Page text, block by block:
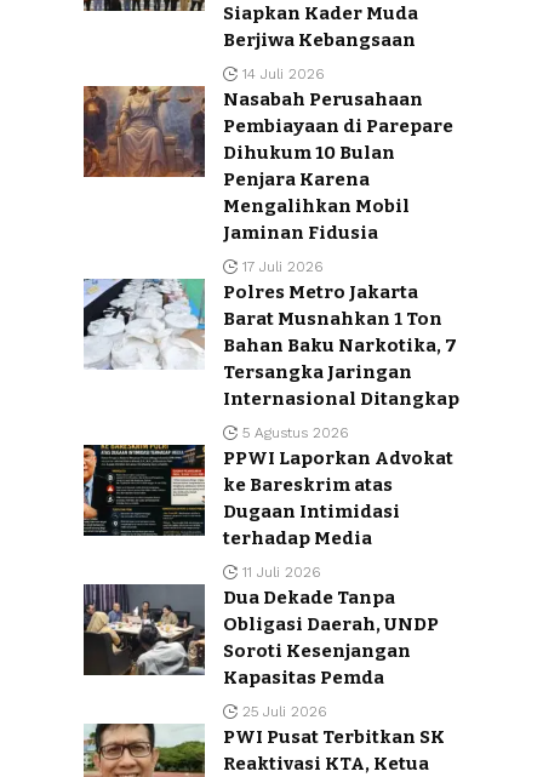
Siapkan Kader Muda
Berjiwa Kebangsaan
14 Juli 2026
Nasabah Perusahaan
Pembiayaan di Parepare
Dihukum 10 Bulan
Penjara Karena
Mengalihkan Mobil
Jaminan Fidusia
17 Juli 2026
Polres Metro Jakarta
Barat Musnahkan 1 Ton
Bahan Baku Narkotika, 7
Tersangka Jaringan
Internasional Ditangkap
5 Agustus 2026
PPWI Laporkan Advokat
ke Bareskrim atas
Dugaan Intimidasi
terhadap Media
11 Juli 2026
Dua Dekade Tanpa
Obligasi Daerah, UNDP
Soroti Kesenjangan
Kapasitas Pemda
25 Juli 2026
PWI Pusat Terbitkan SK
Reaktivasi KTA, Ketua